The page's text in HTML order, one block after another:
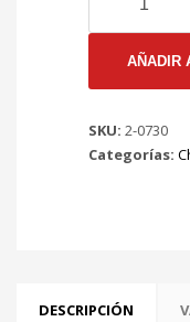
EMP
TUBO
DE
MONZA
1.8
AÑADIR
SKU: 2-0730
Categorías:
DESCRIPCIÓN